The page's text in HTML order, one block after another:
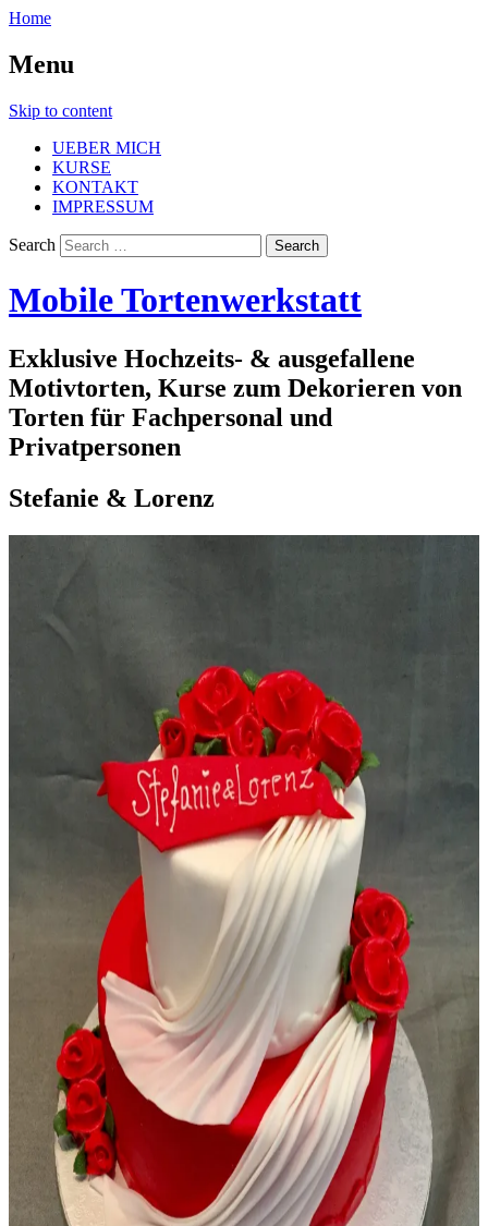
Home
Menu
Skip to content
UEBER MICH
KURSE
KONTAKT
IMPRESSUM
Search
Mobile Tortenwerkstatt
Exklusive Hochzeits- & ausgefallene
Motivtorten, Kurse zum Dekorieren von
Torten für Fachpersonal und
Privatpersonen
Stefanie & Lorenz